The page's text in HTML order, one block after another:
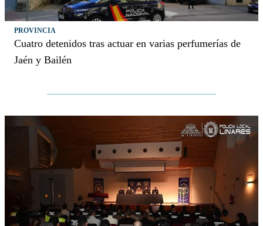
PROVINCIA
Cuatro detenidos tras actuar en varias perfumerías de
Jaén y Bailén